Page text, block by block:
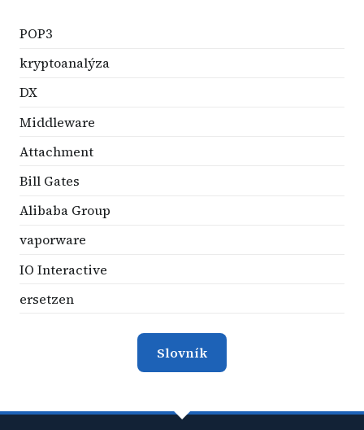
POP3
kryptoanalýza
DX
Middleware
Attachment
Bill Gates
Alibaba Group
vaporware
IO Interactive
ersetzen
Slovník